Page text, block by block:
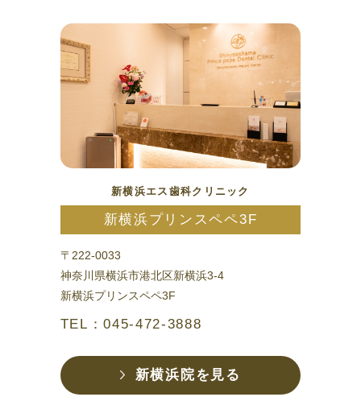
新横浜エス歯科クリニック
新横浜プリンスペペ3F
〒222-0033
神奈川県横浜市港北区新横浜3-4
新横浜プリンスペペ3F
TEL：045-472-3888
新横浜院を見る